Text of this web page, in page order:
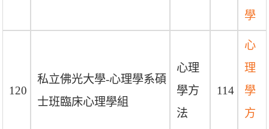
學
120
私立佛光大學-心理學系碩
士班臨床心理學組
心理
學方
法
114
心
理
學
方